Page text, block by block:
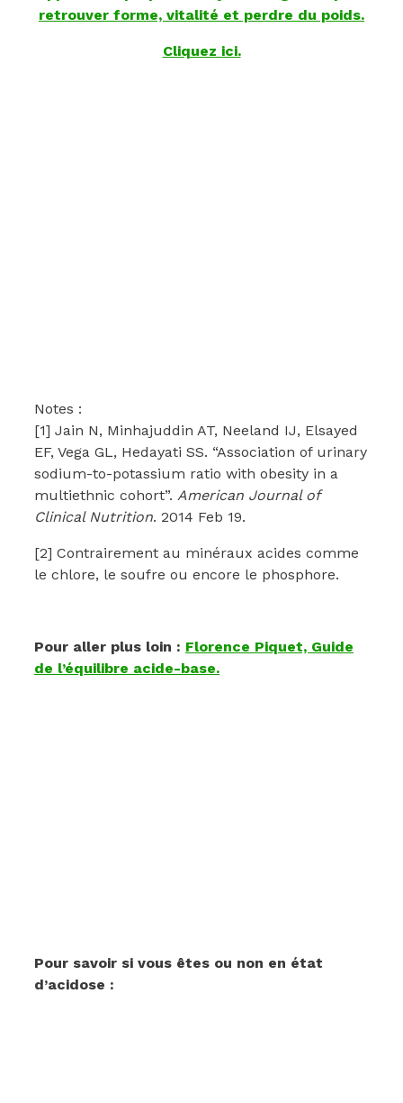
retrouver forme, vitalité et perdre du poids.
Cliquez ici.
Notes :
[1] Jain N, Minhajuddin AT, Neeland IJ, Elsayed
EF, Vega GL, Hedayati SS. “Association of urinary
sodium-to-potassium ratio with obesity in a
multiethnic cohort”. American Journal of
Clinical Nutrition. 2014 Feb 19.
[2] Contrairement au minéraux acides comme
le chlore, le soufre ou encore le phosphore.
Pour aller plus loin : Florence Piquet, Guide
de l’équilibre acide-base.
Pour savoir si vous êtes ou non en état
d’acidose :